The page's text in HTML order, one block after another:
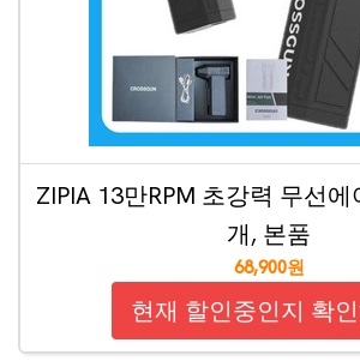
ZIPIA 13만RPM 초강력 무선
개, 본품
68,900원
현재 할인중인지 확